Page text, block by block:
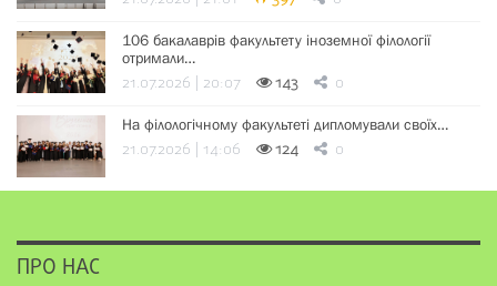
106 бакалаврів факультету іноземної філології
отримали…
21.07.2026 | 20:07 143 0
На філологічному факультеті дипломували своїх…
21.07.2026 | 14:06 124 0
ПРО НАС